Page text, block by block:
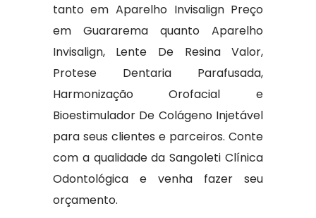
tanto em Aparelho Invisalign Preço
em Guararema quanto Aparelho
Invisalign, Lente De Resina Valor,
Protese Dentaria Parafusada,
Harmonização Orofacial e
Bioestimulador De Colágeno Injetável
para seus clientes e parceiros. Conte
com a qualidade da Sangoleti Clínica
Odontológica e venha fazer seu
orçamento.